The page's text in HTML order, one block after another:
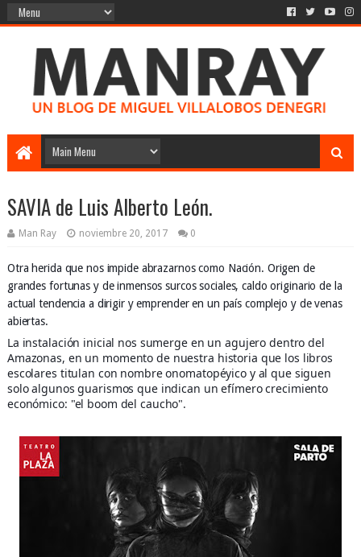
SAVIA de Luis Alberto León.
Man Ray noviembre 20, 2017 0
Otra herida que nos impide abrazarnos como Nación. Origen de
grandes fortunas y de inmensos surcos sociales, caldo originario de la
actual tendencia a dirigir y emprender en un país complejo y de venas
abiertas.
La instalación inicial nos sumerge en un agujero dentro del
Amazonas, en un momento de nuestra historia que los libros
escolares titulan con nombre onomatopéyico y al que siguen
solo algunos guarismos que indican un efímero crecimiento
económico: "el boom del caucho".